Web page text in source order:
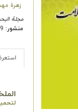
زهرة
مجلة
منشور:2019-06-26